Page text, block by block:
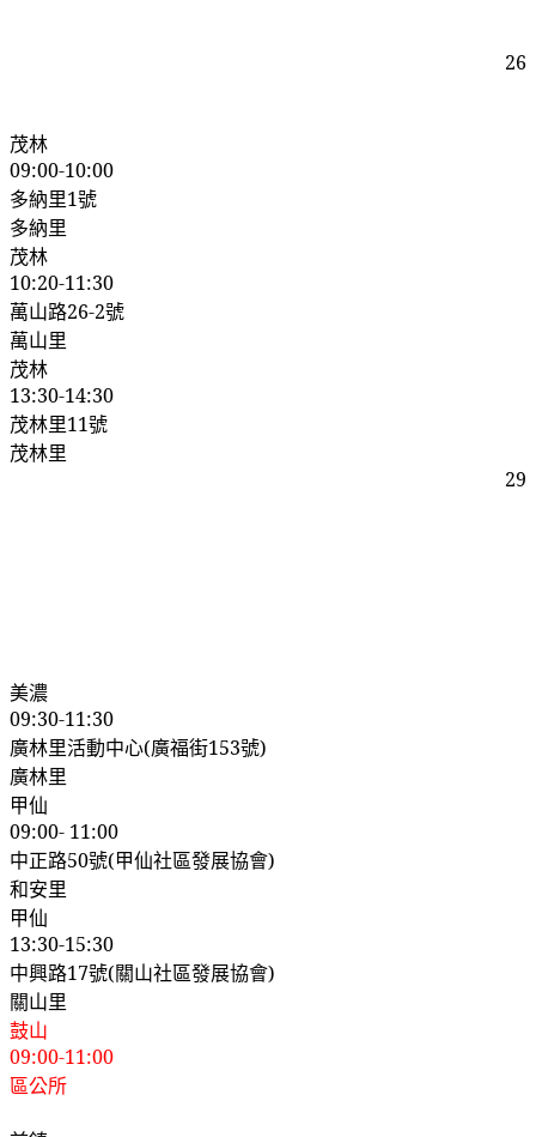
26
茂林
09:00-10:00
多納里1號
多納里
茂林
10:20-11:30
萬山路26-2號
萬山里
茂林
13:30-14:30
茂林里11號
茂林里
29
美濃
09:30-11:30
廣林里活動中心(廣福街153號)
廣林里
甲仙
09:00- 11:00
中正路50號(甲仙社區發展協會)
和安里
甲仙
13:30-15:30
中興路17號(關山社區發展協會)
關山里
鼓山
09:00-11:00
區公所